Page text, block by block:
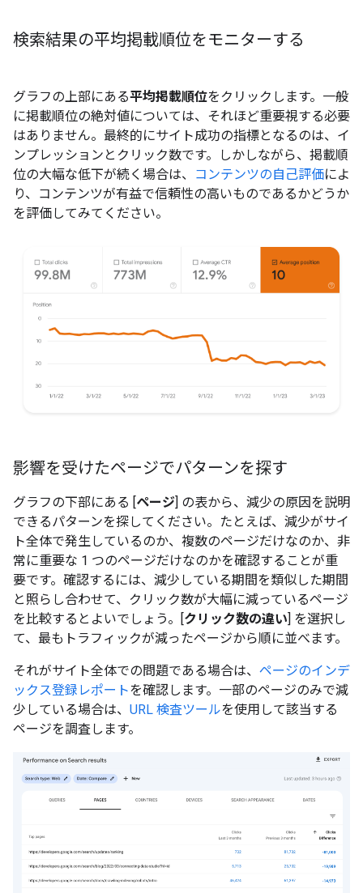
検索結果の平均掲載順位をモニターする
グラフの上部にある平均掲載順位をクリックします。一般
に掲載順位の絶対値については、それほど重要視する必要
はありません。最終的にサイト成功の指標となるのは、イ
ンプレッションとクリック数です。しかしながら、掲載順
位の大幅な低下が続く場合は、
コンテンツの自己評価によ
り、コンテンツが有益で信頼性の高いものであるかどうか
を評価してみてください。
影響を受けたページでパターンを探す
グラフの下部にある [ページ] の表から、減少の原因を説明
できるパターンを探してください。たとえば、減少がサイ
ト全体で発生しているのか、複数のページだけなのか、非
常に重要な 1 つのページだけなのかを確認することが重
要です。確認するには、減少している期間を類似した期間
と照らし合わせて、クリック数が大幅に減っているページ
を比較するとよいでしょう。[クリック数の違い] を選択し
て、最もトラフィックが減ったページから順に並べます。
それがサイト全体での問題である場合は、 ページのインデ
ックス登録レポートを確認します。一部のページのみで減
少している場合は、 URL 検査ツールを使用して該当する
ページを調査します。